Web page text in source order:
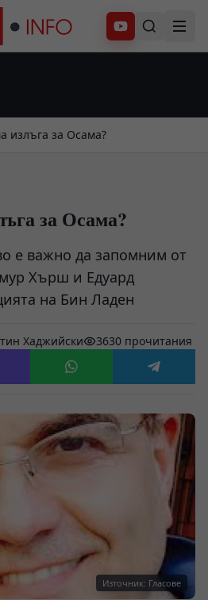
Абонирай се
излъга за Осама?
за Осама?
е важно да запомним от
Хърш и Едуард
на Бин Ладен
Хаджийски 3630 прочитания
Източник: Гласове